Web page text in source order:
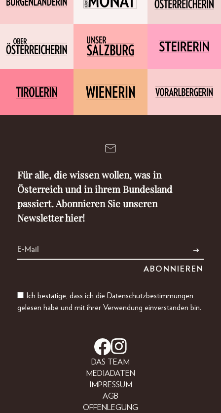
Für alle, die wissen wollen, was in
Österreich und in ihrem Bundesland
passiert. Abonnieren Sie unseren
Newsletter hier!
Ich bestätige, dass ich die Datenschutzbestimmungen
gelesen habe und mit ihrer Verwendung einverstanden bin.
DAS TEAM
MEDIADATEN
IMPRESSUM
AGB
OFFENLEGUNG